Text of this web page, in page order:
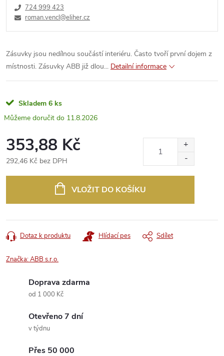
724 999 423
roman.vencl@eliher.cz
Zásuvky jsou nedílnou součástí interiéru. Často tvoří první dojem z
místnosti. Zásuvky ABB již dlou... Detailní informace
Skladem 6 ks
11.8.2026
353,88 Kč
292,46 Kč bez DPH
VLOŽIT DO KOŠÍKU
Dotaz k produktu Hlídací pes Sdílet
Značka:ABB s.r.o.
Doprava zdarma
od 1 000 Kč
Otevřeno 7 dní
v týdnu
Přes 50 000